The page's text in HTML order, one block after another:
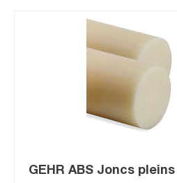
GEHR ABS Joncs